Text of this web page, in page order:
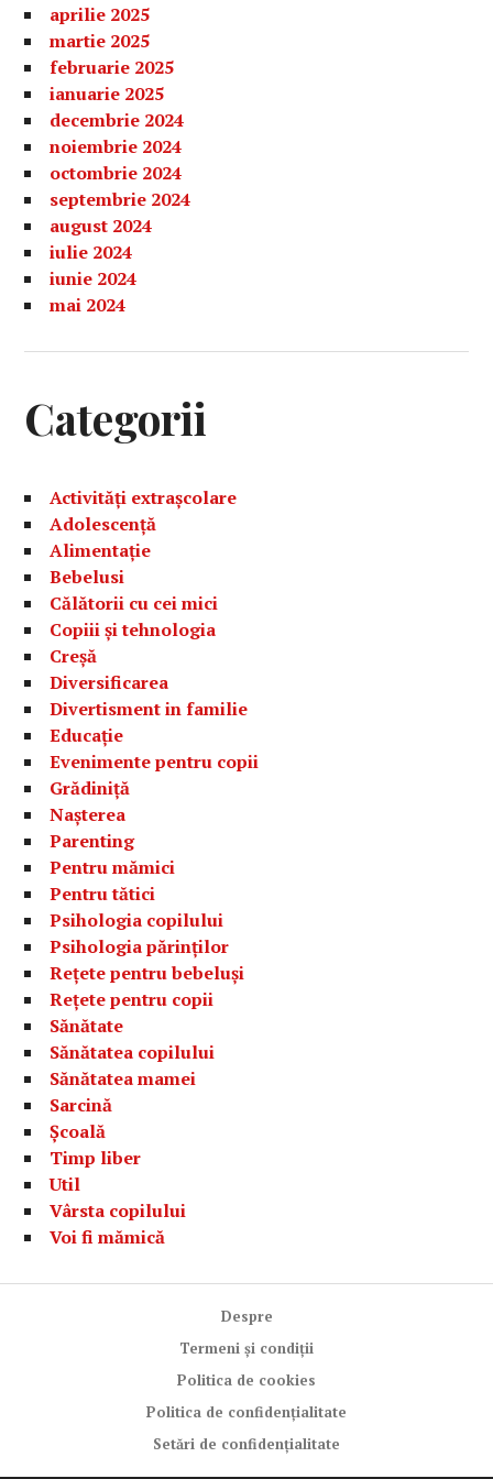
aprilie 2025
martie 2025
februarie 2025
ianuarie 2025
decembrie 2024
noiembrie 2024
octombrie 2024
septembrie 2024
august 2024
iulie 2024
iunie 2024
mai 2024
Categorii
Activități extrașcolare
Adolescență
Alimentație
Bebelusi
Călătorii cu cei mici
Copiii și tehnologia
Creșă
Diversificarea
Divertisment in familie
Educație
Evenimente pentru copii
Grădiniță
Nașterea
Parenting
Pentru mămici
Pentru tătici
Psihologia copilului
Psihologia părinților
Rețete pentru bebeluși
Rețete pentru copii
Sănătate
Sănătatea copilului
Sănătatea mamei
Sarcină
Școală
Timp liber
Util
Vârsta copilului
Voi fi mămică
Despre
Termeni și condiții
Politica de cookies
Politica de confidențialitate
Setări de confidențialitate